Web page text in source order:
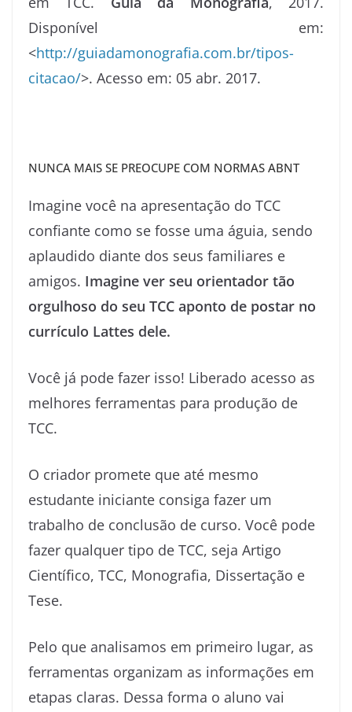
Disponível em:
<http://guiadamonografia.com.br/tipos-
citacao/>. Acesso em: 05 abr. 2017.
NUNCA MAIS SE PREOCUPE COM NORMAS ABNT
Imagine você na apresentação do TCC
confiante como se fosse uma águia, sendo
aplaudido diante dos seus familiares e
amigos. Imagine ver seu orientador tão
orgulhoso do seu TCC aponto de postar no
currículo Lattes dele.
Você já pode fazer isso! Liberado acesso as
melhores ferramentas para produção de
TCC.
O criador promete que até mesmo
estudante iniciante consiga fazer um
trabalho de conclusão de curso. Você pode
fazer qualquer tipo de TCC, seja Artigo
Científico, TCC, Monografia, Dissertação e
Tese.
Pelo que analisamos em primeiro lugar, as
ferramentas organizam as informações em
etapas claras. Dessa forma o aluno vai